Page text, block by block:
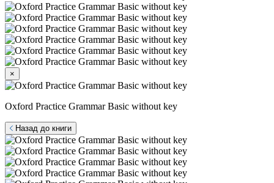
×
Oxford Practice Grammar Basic without key
Назад до книги